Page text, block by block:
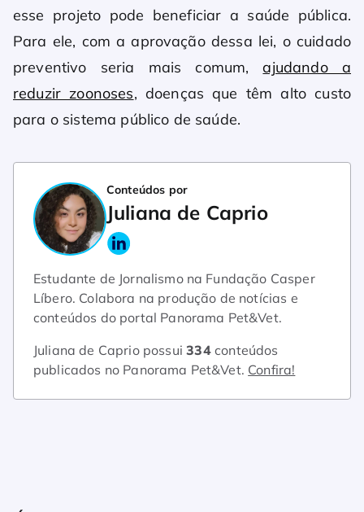
esse projeto pode beneficiar a saúde pública.
Para ele, com a aprovação dessa lei, o cuidado
preventivo seria mais comum,ajudando a
reduzir zoonoses, doenças que têm alto custo
para o sistema público de saúde.
Conteúdos por
Juliana de Caprio
Estudante de Jornalismo na Fundação Casper
Líbero. Colabora na produção de notícias e
conteúdos do portal Panorama Pet&Vet.
Juliana de Caprio possui 334conteúdos
publicados no Panorama Pet&Vet. Confira!